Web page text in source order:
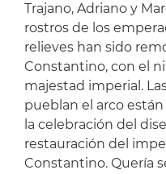
Trajano, Adriano y
rostros de los
relieves han sido
Constantino, con el
majestad imperial.
pueblan el arco
la celebración del
restauración del
Constantino. Quería